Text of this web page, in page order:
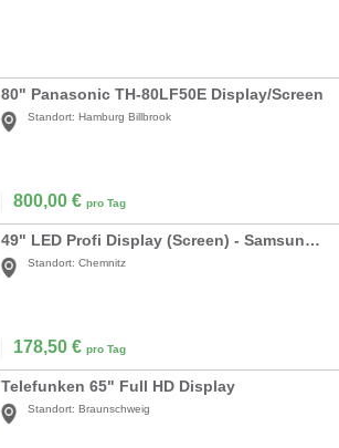
80" Panasonic TH-80LF50E Display/Screen
Standort: Hamburg Billbrook
800,00 € pro Tag
49" LED Profi Display (Screen) - Samsung QM49F - inkl. K&M Profi Standfuß
Standort: Chemnitz
178,50 € pro Tag
Telefunken 65" Full HD Display
Standort: Braunschweig